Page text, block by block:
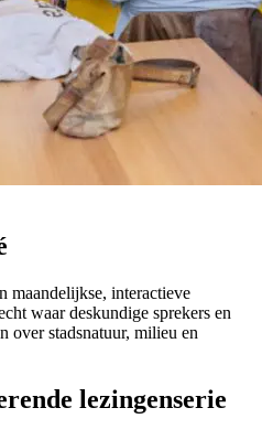
maandelijkse, interactieve
waar deskundige sprekers en
over stadsnatuur, milieu en
lezingenserie